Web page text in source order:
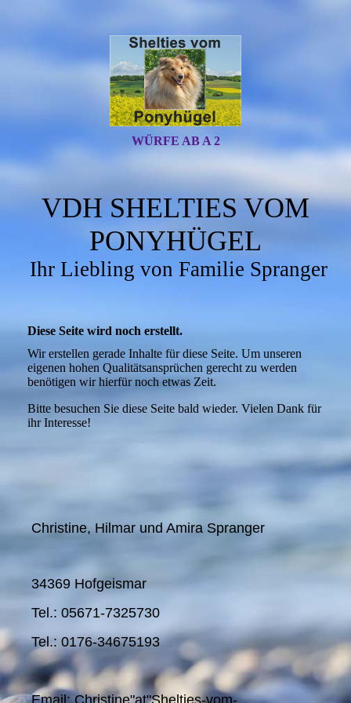
WÜRFE AB A 2
VDH SHELTIES VOM
PONYHÜGEL
Ihr Liebling von Familie Spranger
Diese Seite wird noch erstellt.
Wir erstellen gerade Inhalte für diese Seite. Um unseren
eigenen hohen Qualitätsansprüchen gerecht zu werden
benötigen wir hierfür noch etwas Zeit.
Bitte besuchen Sie diese Seite bald wieder. Vielen Dank für
ihr Interesse!
Christine, Hilmar und Amira Spranger
34369 Hofgeismar
Tel.: 05671-7325730
Tel.: 0176-34675193